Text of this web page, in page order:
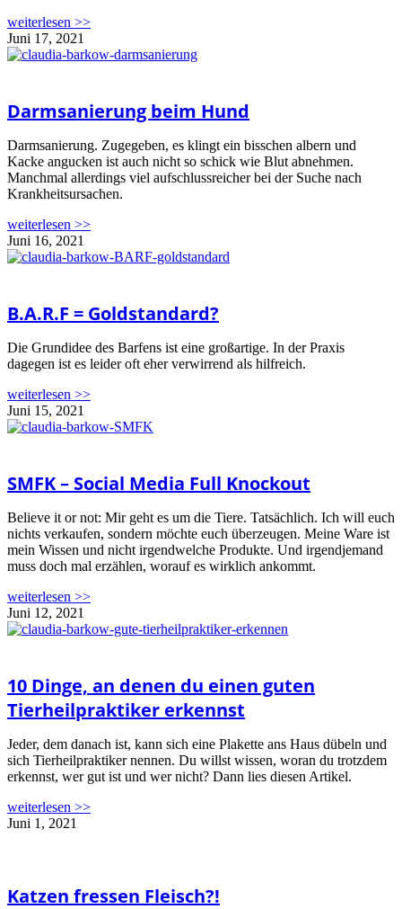
weiterlesen >>
Juni 17, 2021
Darmsanierung beim Hund
Darmsanierung. Zugegeben, es klingt ein bisschen albern und
Kacke angucken ist auch nicht so schick wie Blut abnehmen.
Manchmal allerdings viel aufschlussreicher bei der Suche nach
Krankheitsursachen.
weiterlesen >>
Juni 16, 2021
B.A.R.F = Goldstandard?
Die Grundidee des Barfens ist eine großartige. In der Praxis
dagegen ist es leider oft eher verwirrend als hilfreich.
weiterlesen >>
Juni 15, 2021
SMFK – Social Media Full Knockout
Believe it or not: Mir geht es um die Tiere. Tatsächlich. Ich will euch
nichts verkaufen, sondern möchte euch überzeugen. Meine Ware ist
mein Wissen und nicht irgendwelche Produkte. Und irgendjemand
muss doch mal erzählen, worauf es wirklich ankommt.
weiterlesen >>
Juni 12, 2021
10 Dinge, an denen du einen guten
Tierheilpraktiker erkennst
Jeder, dem danach ist, kann sich eine Plakette ans Haus dübeln und
sich Tierheilpraktiker nennen. Du willst wissen, woran du trotzdem
erkennst, wer gut ist und wer nicht? Dann lies diesen Artikel.
weiterlesen >>
Juni 1, 2021
Katzen fressen Fleisch?!